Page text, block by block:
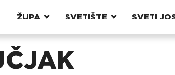
ŽUPA SVETIŠTE SVETI